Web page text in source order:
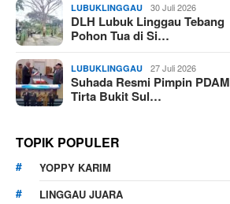
LUBUKLINGGAU 30 Juli 2026
DLH Lubuk Linggau Tebang
Pohon Tua di Si…
LUBUKLINGGAU 27 Juli 2026
Suhada Resmi Pimpin PDAM
Tirta Bukit Sul…
TOPIK POPULER
YOPPY KARIM
LINGGAU JUARA